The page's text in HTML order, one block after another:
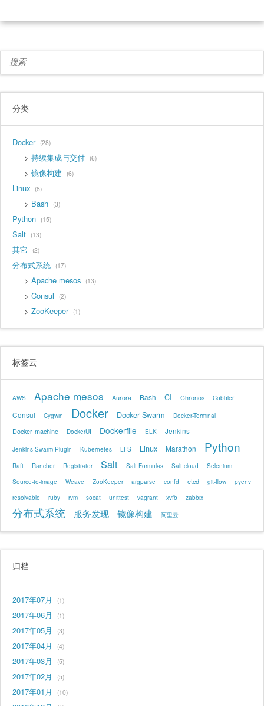
分类
Docker 28
持续集成与交付 6
镜像构建 6
Linux 8
Bash 3
Python 15
Salt 13
其它 2
分布式系统 17
Apache mesos 13
Consul 2
ZooKeeper 1
标签云
AWS Apache mesos Aurora Bash CI Chronos Cobbler
Consul Cygwin Docker Docker Swarm Docker-Terminal
Docker-machine DockerUI Dockerfile ELK Jenkins
Jenkins Swarm Plugin Kubernetes LFS Linux Marathon Python
Raft Rancher Registrator Salt Salt Formulas Salt cloud
Selenium
Source-to-image
Weave ZooKeeper argparse confd etcd git-flow
pyenv
resolvable
ruby rvm socat unittest vagrant xvfb zabbix
分布式系统 服务发现 镜像构建 阿里云
归档
2017年07月 1
2017年06月 1
2017年05月 3
2017年04月 4
2017年03月 5
2017年02月 5
2017年01月 10